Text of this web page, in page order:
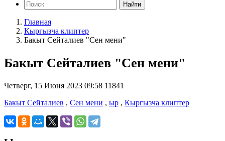
Найти
Главная
Кыргызча клиптер
Бакыт Сейталиев "Сен мени"
Бакыт Сейталиев "Сен мени"
Четверг, 15 Июня 2023 09:58 11841
Бакыт Сейталиев , Сен мени , ыр , Кыргызча клиптер